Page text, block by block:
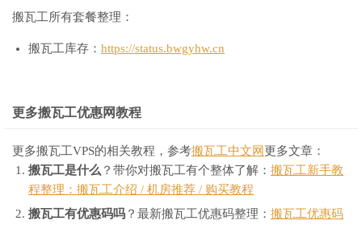
搬瓦工所有套餐整理：
搬瓦工库存： https://status.bwgyhw.cn
更多搬瓦工优惠网教程
更多搬瓦工VPS的相关教程，参考搬瓦工中文网 更多文章：
搬瓦工是什么 ？带你对搬瓦工有个整体了解： 搬瓦工新手教
程整理：搬瓦工介绍 / 机房推荐 / 购买教程
搬瓦工有优惠码吗 ？最新搬瓦工优惠码整理： 搬瓦工优惠码